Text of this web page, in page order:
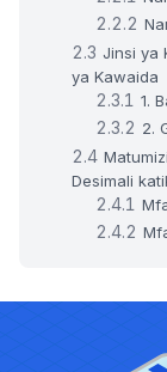
Jinsi ya
ya Kawaida
1.
2.
Desimali